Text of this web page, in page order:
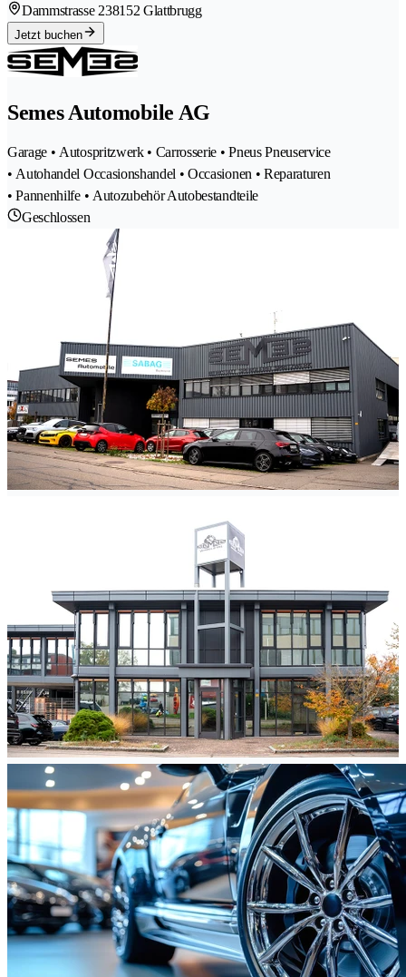
Dammstrasse 238152 Glattbrugg
Jetzt buchen
Semes Automobile AG
Garage • Autospritzwerk • Carrosserie • Pneus Pneuservice
• Autohandel Occasionshandel • Occasionen • Reparaturen
• Pannenhilfe • Autozubehör Autobestandteile
Geschlossen